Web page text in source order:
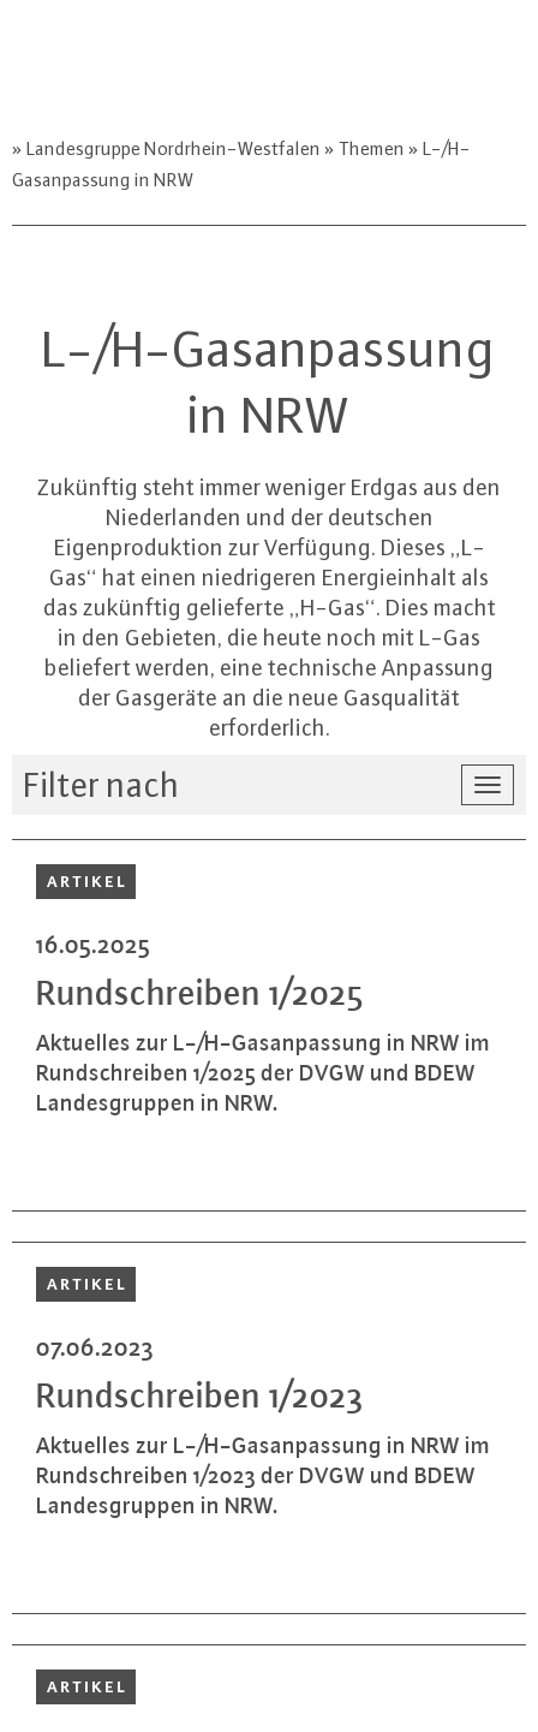
Landesgruppe Nordrhein-Westfalen Themen
L-/H-
Gasanpassung in NRW
L-/H-Gasanpassung
in NRW
Zukünftig steht immer weniger Erdgas aus den
Niederlanden und der deutschen
Eigenproduktion zur Verfügung. Dieses „L-
Gas“ hat einen niedrigeren Energieinhalt als
das zukünftig gelieferte „H-Gas“. Dies macht
in den Gebieten, die heute noch mit L-Gas
beliefert werden, eine technische Anpassung
der Gasgeräte an die neue Gasqualität
erforderlich.
Filter nach
ARTIKEL
16.05.2025
Rund­schrei­ben 1/2025
Aktuelles zur L-/H-Gas­an­pas­sung in NRW im
Rund­schrei­ben 1/2025 der DVGW und BDEW
Lan­des­grup­pen in NRW.
ARTIKEL
07.06.2023
Rund­schrei­ben 1/2023
Aktuelles zur L-/H-Gas­an­pas­sung in NRW im
Rund­schrei­ben 1/2023 der DVGW und BDEW
Lan­des­grup­pen in NRW.
ARTIKEL